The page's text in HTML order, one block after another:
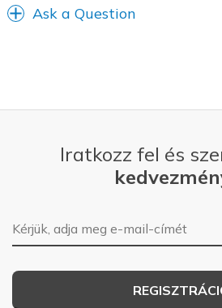
Ask a Question
Iratkozz fel és
E-mail-cím